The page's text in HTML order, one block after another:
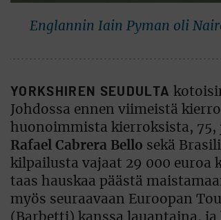
Englannin Iain Pyman oli
YORKSHIREN SEUDULTA
Johdossa ennen viimeistä
huonoimmista kierroksista, 75,
Rafael Cabrera Bello sekä
kilpailusta vajaat 29 000 euroa
taas hauskaa päästä
myös seuraavaan Euroopan